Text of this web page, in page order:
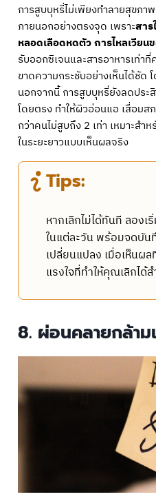
การสูบบุหรี่ไม่เพียงทำลายสุขภา
ภายนอกอย่างตรงจุด เพราะสาร
หลอดเลือดหดตัว การไหลเวียน
รับออกซิเจนและสารอาหารเท่า
ขาดความกระชับอย่างเห็นได้ชัด
นอกจากนี้ การสูบบุหรี่ยังลดประ
โดยตรง ทำให้ผิวอ่อนแอ เสื่อมส
กว่าคนไม่สูบถึง 2 เท่า เหมาะส
ในระยะยาวแบบเห็นผลจริง
Tips:
หากเลิกไม่ได้ทันที ลอง
ในแต่ละวัน พร้อมจดบัน
เปลี่ยนแปลง เมื่อเห็นผ
แรงใจที่ทำให้คุณเลิกได้ส
8. ผ่อนคลายกล้าม